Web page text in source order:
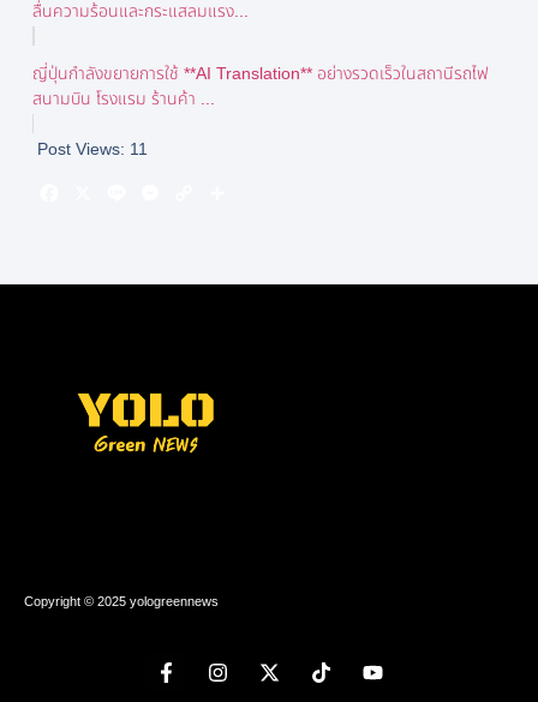
ลื่นความร้อนและกระแสลมแรง...
ญี่ปุ่นกำลังขยายการใช้ **AI Translation** อย่างรวดเร็วในสถานีรถไฟ
สนามบิน โรงแรม ร้านค้า ...
Post Views: 11
Copyright © 2025 yologreennews